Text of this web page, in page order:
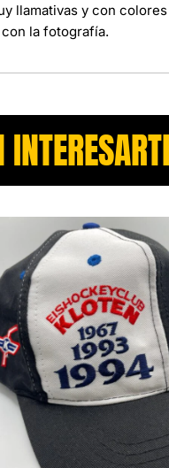
llamativas y con
la fotografía.